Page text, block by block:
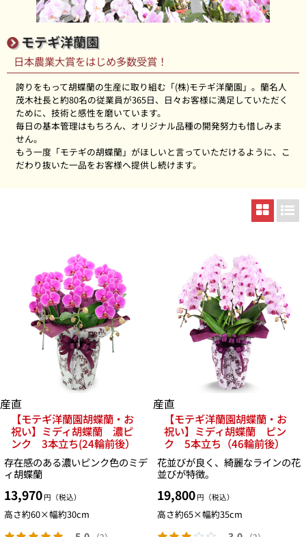
モテギ洋蘭園
日本農業大賞をはじめ多数受賞！
誇りをもって胡蝶蘭の生産に取り組む「(株)モテギ洋蘭園」。蘭名人
茂木社長と約80名の従業員が365日、日々お客様に満足していただく
ために、技術と感性を磨いています。
毎日の基本管理はもちろん、オリジナル品種の開発努力も惜しみま
せん。
もう一度「モテギの胡蝶蘭」がほしいと言っていただけるように、こ
だわり抜いた一品をお客様へ提供し続けます。
産直
【モテギ洋蘭園胡蝶蘭・お
祝い】ミディ胡蝶蘭 濃ピ
ンク 3本立ち(24輪前後）
存在感のある濃いピンク色のミデ
ィ胡蝶蘭
13,970 円（税込）
高さ約60×幅約30cm
産直
【モテギ洋蘭園胡蝶蘭・お
祝い】ミディ胡蝶蘭 ピン
ク 5本立ち（46輪前後）
花並びが良く、綺麗なラインの花
並びが特徴。
19,800 円（税込）
高さ約65×幅約35cm